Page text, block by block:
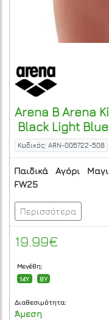
Arena B Arena
Black Light Blue
Κωδικός: ARN-006722-508
Παιδικά Αγόρι
FW25
Περισσότερα
19.99€
Μεγέθη:
14Y
8Y
Διαθεσιμότητα:
Άμεση